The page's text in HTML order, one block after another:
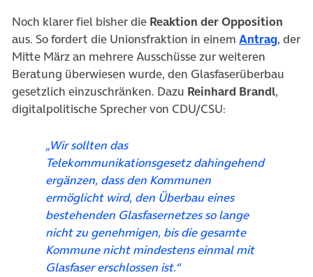
Noch klarer fiel bisher die Reaktion der Opposition
aus. So fordert die Unionsfraktion in einem Antrag, der
Mitte März an mehrere Ausschüsse zur weiteren
Beratung überwiesen wurde, den Glasfaserüberbau
gesetzlich einzuschränken. Dazu Reinhard Brandl,
digitalpolitische Sprecher von CDU/CSU:
„Wir sollten das
Telekommunikationsgesetz dahingehend
ergänzen, dass den Kommunen
ermöglicht wird, den Überbau eines
bestehenden Glasfasernetzes so lange
nicht zu genehmigen, bis die gesamte
Kommune nicht mindestens einmal mit
Glasfaser erschlossen ist.“